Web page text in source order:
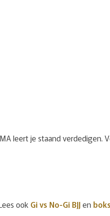
leert je staand verdedigen.
ook Gi vs No-Gi BJJen